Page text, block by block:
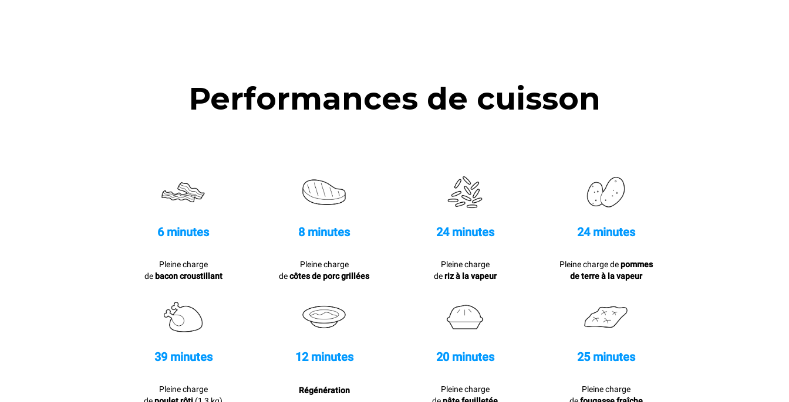
Performances de cuisson
6 minutes
Pleine charge
de bacon croustillant
8 minutes
Pleine charge
decôtes de porc grillées
24 minutes
Pleine charge
deriz à la vapeur
24 minutes
Pleine charge depommes
de terre à la vapeur
39 minutes
Pleine charge
12 minutes
Régénération
20 minutes
Pleine charge
25 minutes
Pleine charge